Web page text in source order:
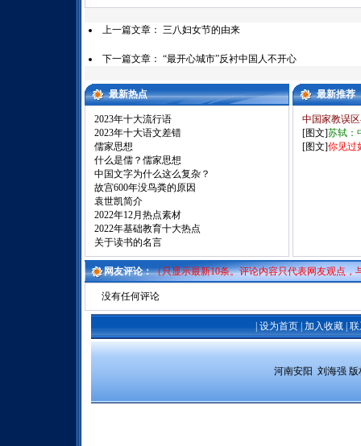
上一篇文章： 三八妇女节的由来
下一篇文章： “最开心城市”反衬中国人不开心
最新热点 最新推荐
2023年十大流行语
2023年十大语文差错
儒家思想
什么是儒？儒家思想
中国文字为什么这么复杂？
故宫600年没鸟粪的原因
袁世凯简介
2022年12月热点素材
2022年基础教育十大热点
关于读书的名言
中国家教误
[图文]苏轼：
[图文]你见过
网友评论：（只显示最新10条。评论内容只代表网友观点，
没有任何评论
设为首页 加入收藏
河南安阳  刘海强 版